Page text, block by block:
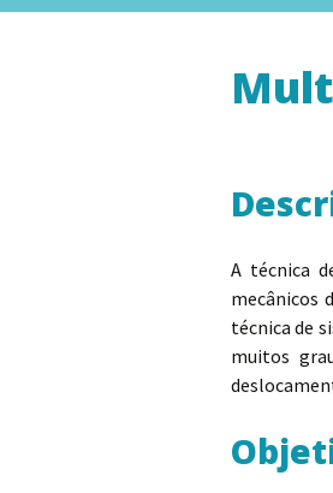
A técnica
mecânicos
técnica de
muitos